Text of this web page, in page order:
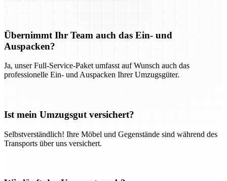
Übernimmt Ihr Team auch das Ein- und
Auspacken?
Ja, unser Full-Service-Paket umfasst auf Wunsch auch das
professionelle Ein- und Auspacken Ihrer Umzugsgüter.
Ist mein Umzugsgut versichert?
Selbstverständlich! Ihre Möbel und Gegenstände sind während des
Transports über uns versichert.